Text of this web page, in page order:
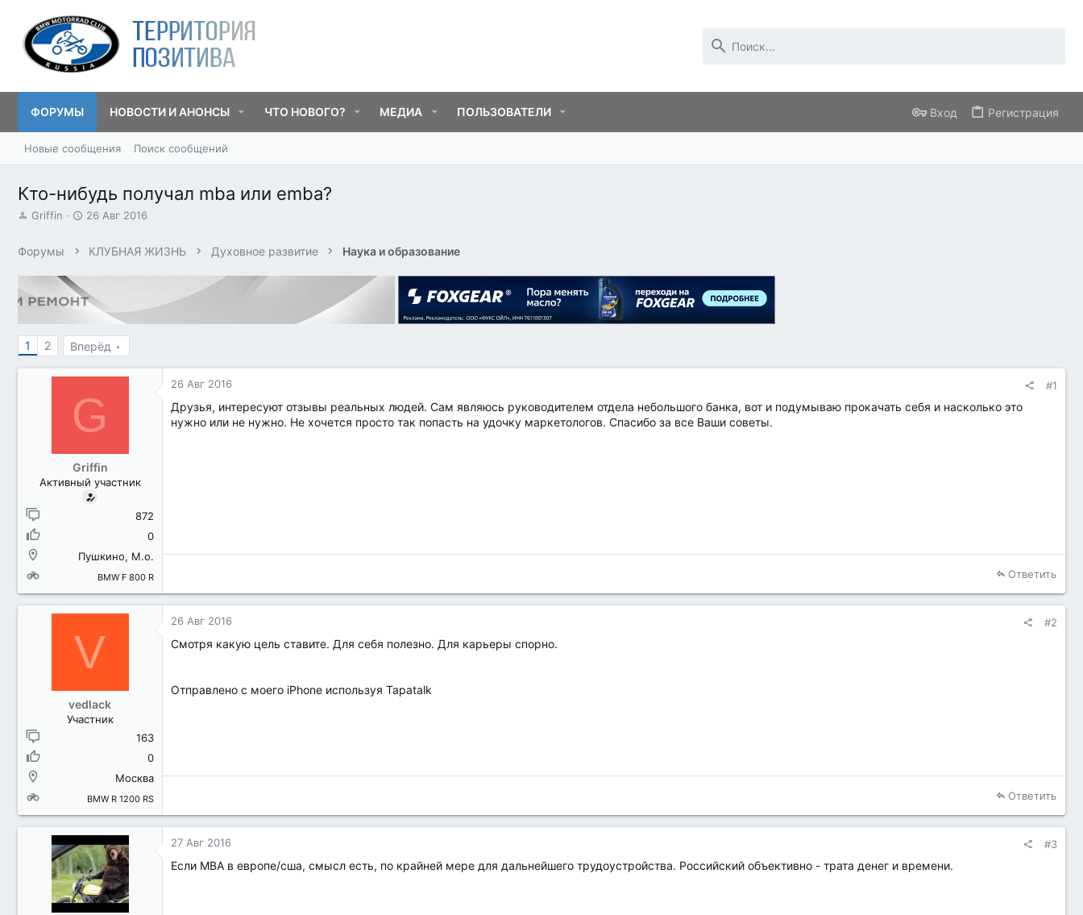
ФОРУМЫ НОВОСТИ И АНОНСЫ ЧТО НОВОГО? МЕДИА ПОЛЬЗОВАТЕЛИ Вход Регистрация
Новые сообщения Поиск сообщений
Кто-нибудь получал mba или emba?
А
о
е
Griffin
Д
а
ч
а
26 Авг 2016
Форумы КЛУБНАЯ ЖИЗНЬ Духовное развитие Наука и образование
1 2 Вперёд
G
Griffin
Активный участник
872
0
Пушкино, М.о.
BMW F 800 R
26 Авг 2016 #1
Друзья, интересуют отзывы реальных людей. Сам являюсь руководителем отдела небольшого банка, вот и подумываю прокачать себя и насколько это
нужно или не нужно. Не хочется просто так попасть на удочку маркетологов. Спасибо за все Ваши советы.
Ответить
V
vedlack
Участник
163
0
Москва
BMW R 1200 RS
26 Авг 2016 #2
Смотря какую цель ставите. Для себя полезно. Для карьеры спорно.
Отправлено с моего iPhone используя Tapatalk
Ответить
27 Авг 2016 #3
Если МВА в европе/сша, смысл есть, по крайней мере для дальнейшего трудоустройства. Российский объективно - трата денег и времени.